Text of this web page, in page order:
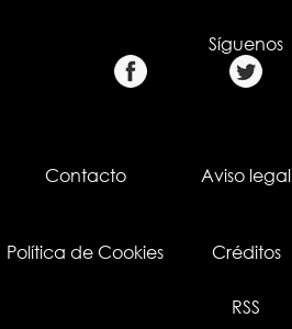
Síguenos
Contacto Aviso legal
Política de Cookies Créditos
RSS